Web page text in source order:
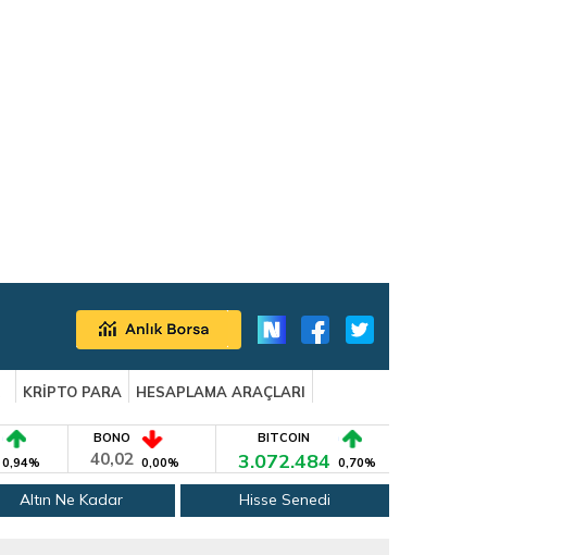
KRİPTO PARA
HESAPLAMA ARAÇLARI
0,94%
BONO
40,02 0,00%
BITCOIN
3.072.484 0,70%
Altın Ne Kadar Hisse Senedi